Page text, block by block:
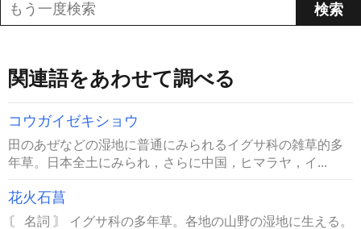
関連語をあわせて調べる
コウガイゼキショウ
田のあぜなどの湿地に普通にみられるイグサ科の雑草的多
年草。日本全土にみられ，さらに中国，ヒマラヤ，イ...
花火石菖
〘 名詞 〙 イグサ科の多年草。各地の山野の湿地に生える。